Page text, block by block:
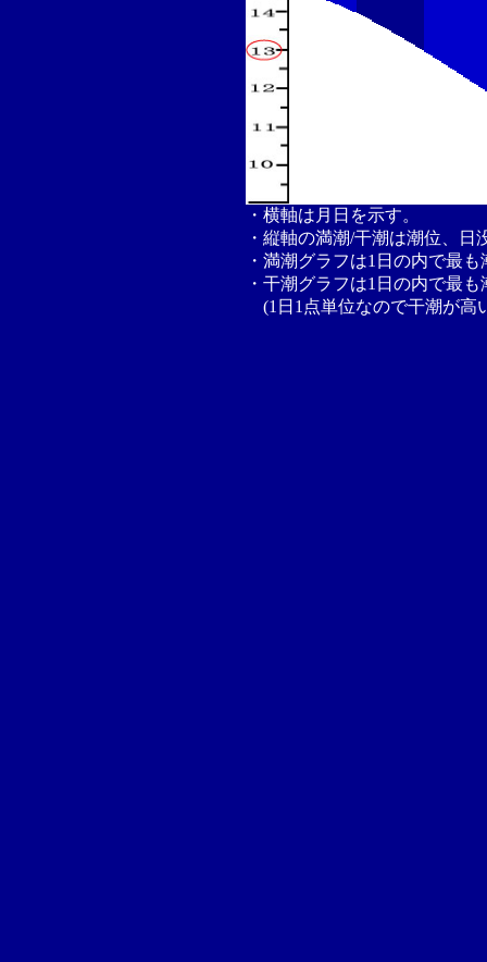
・横軸は月日を示す。
・縦軸の満潮/干潮は潮位、
・満潮グラフは1日の内で最
・干潮グラフは1日の内で最
(1日1点単位なので干潮が高